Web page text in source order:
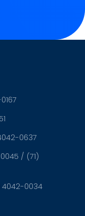
0637
/ (71)
4042-0034